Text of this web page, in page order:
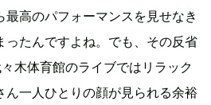
最高のパフォーマンスを見せなき
たんですよね。でも、その反省
木体育館のライブではリラック
ん一人ひとりの顔が見られる余裕